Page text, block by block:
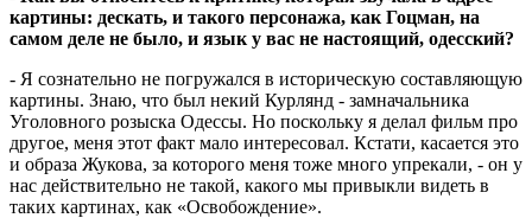
картины: дескать, и такого персонажа, как Гоцман, на
самом деле не было, и язык у вас не настоящий, одесский?
- Я сознательно не погружался в историческую составляющую
картины. Знаю, что был некий Курлянд - замначальника
Уголовного розыска Одессы. Но поскольку я делал фильм про
другое, меня этот факт мало интересовал. Кстати, касается это
и образа Жукова, за которого меня тоже много упрекали, - он у
нас действительно не такой, какого мы привыкли видеть в
таких картинах, как «Освобождение».